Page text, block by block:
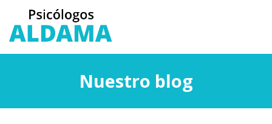
contenido
principal
barra
Nuestro blog